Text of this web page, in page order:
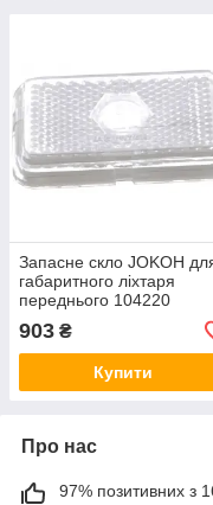
Запасне скло JOKOH
габаритного ліхтаря
переднього 104220
903 ₴
Купити
Про нас
97% позитивних з